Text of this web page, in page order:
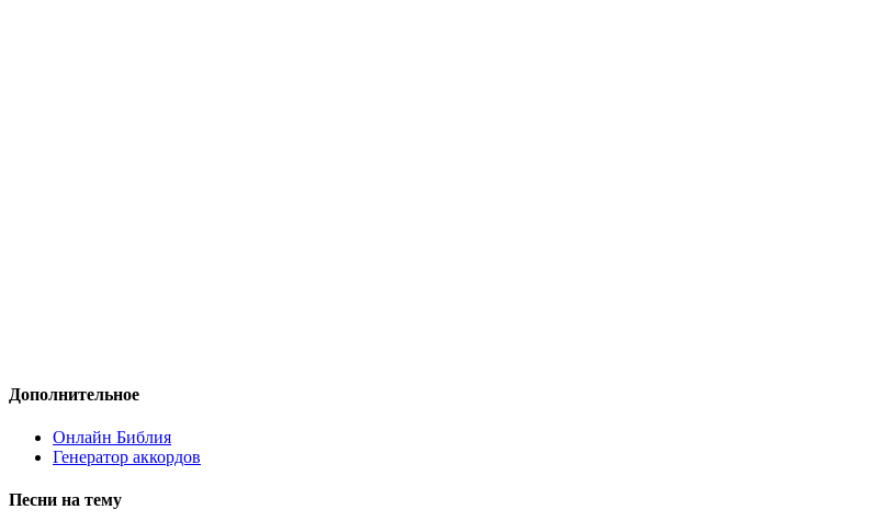
Дополнительное
Онлайн Библия
Генератор аккордов
Песни на тему